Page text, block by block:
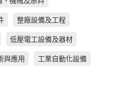
整廠設備及工程
低壓電工設備及器材
與應用 工業自動化設備